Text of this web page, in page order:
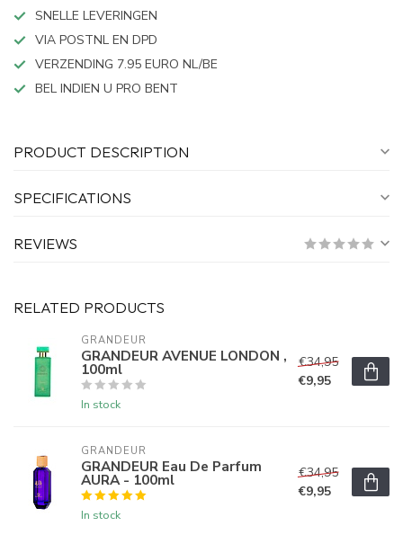
SNELLE LEVERINGEN
VIA POSTNL EN DPD
VERZENDING 7.95 EURO NL/BE
BEL INDIEN U PRO BENT
PRODUCT DESCRIPTION
SPECIFICATIONS
REVIEWS
RELATED PRODUCTS
GRANDEUR
GRANDEUR AVENUE LONDON ,
100ml
In stock
€34,95
€9,95
GRANDEUR
GRANDEUR Eau De Parfum
AURA - 100ml
In stock
€34,95
€9,95